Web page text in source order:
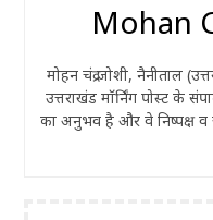
Mohan
मोहन चंद्र जोशी, नैनीताल
उत्तराखंड मॉर्निंग पोस्ट के
का अनुभव है और वे निष्पक्ष व